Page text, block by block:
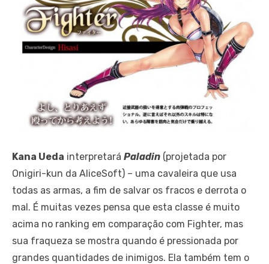
Kana Ueda interpretará Paladin (projetada por
Onigiri-kun da AliceSoft) – uma cavaleira que usa
todas as armas, a fim de salvar os fracos e derrota o
mal. É muitas vezes pensa que esta classe é muito
acima no ranking em comparação com Fighter, mas
sua fraqueza se mostra quando é pressionada por
grandes quantidades de inimigos. Ela também tem o